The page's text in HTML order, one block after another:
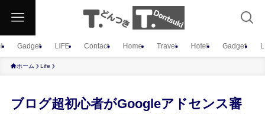
Gadget LIFE Contact Home Travel Hotel Gadget
ホーム Life
ブログ超初心者がGoogleアドセンス審